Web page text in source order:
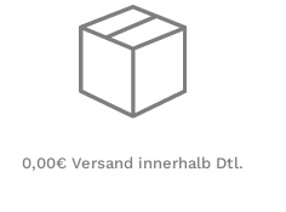
0,00€ Versand innerhalb Dtl.